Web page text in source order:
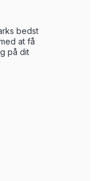
bedst
at få
på dit